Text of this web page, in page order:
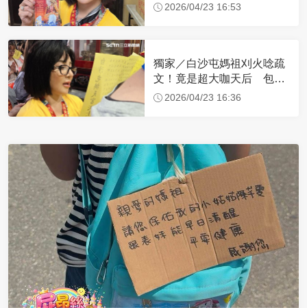
蹟 一靠近媽祖就爆哭
2026/04/23 16:53
獨家／白沙屯媽祖刈火唸疏
文！竟是超大咖天后 包尿
布忍尿5小時不喊累
2026/04/23 16:36